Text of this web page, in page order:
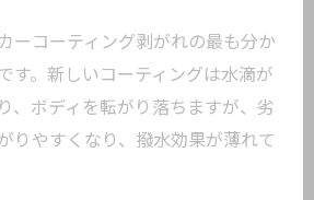
ーコーティング剥がれの最も分か
す。新しいコーティングは水滴が
、ボディを転がり落ちますが、劣
りやすくなり、撥水効果が薄れて